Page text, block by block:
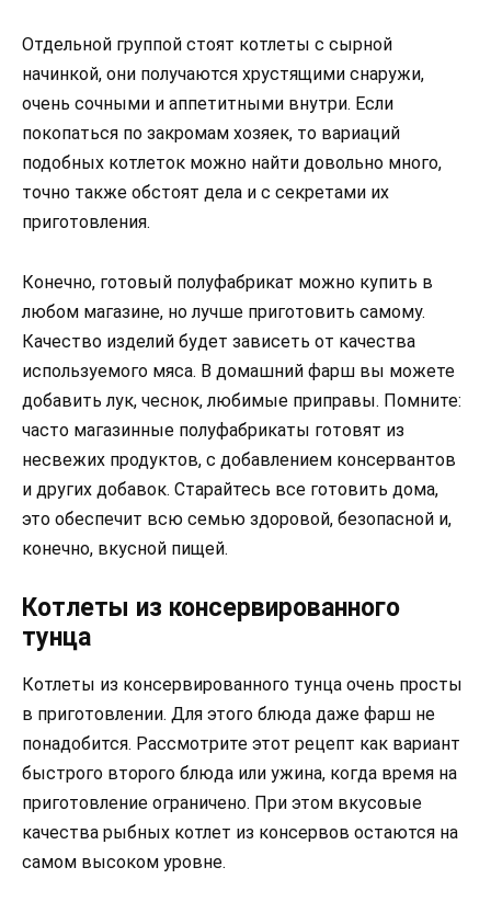
Отдельной группой стоят котлеты с сырной
начинкой, они получаются хрустящими снаружи,
очень сочными и аппетитными внутри. Если
покопаться по закромам хозяек, то вариаций
подобных котлеток можно найти довольно много,
точно также обстоят дела и с секретами их
приготовления.
Конечно, готовый полуфабрикат можно купить в
любом магазине, но лучше приготовить самому.
Качество изделий будет зависеть от качества
используемого мяса. В домашний фарш вы можете
добавить лук, чеснок, любимые приправы. Помните:
часто магазинные полуфабрикаты готовят из
несвежих продуктов, с добавлением консервантов
и других добавок. Старайтесь все готовить дома,
это обеспечит всю семью здоровой, безопасной и,
конечно, вкусной пищей.
Котлеты из консервированного
тунца
Котлеты из консервированного тунца очень просты
в приготовлении. Для этого блюда даже фарш не
понадобится. Рассмотрите этот рецепт как вариант
быстрого второго блюда или ужина, когда время на
приготовление ограничено. При этом вкусовые
качества рыбных котлет из консервов остаются на
самом высоком уровне.